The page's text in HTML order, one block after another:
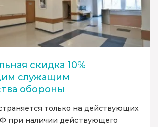
скидка 10%
служащим
обороны
только на действующих
при наличии действующего